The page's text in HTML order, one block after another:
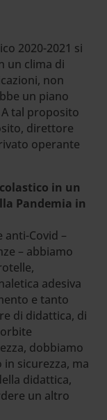
2020-2021 si
un clima di
non
un piano
tal proposito
direttore
operante
in un
Pandemia in
Covid –
– abbiamo
adesiva
e tanto
di didattica, di
dobbiamo
sicurezza, ma
didattica,
un altro